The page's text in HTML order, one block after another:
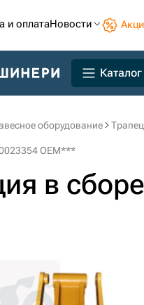
и оплатаНовости
Каталог
оборудование
OEM***
в сборе